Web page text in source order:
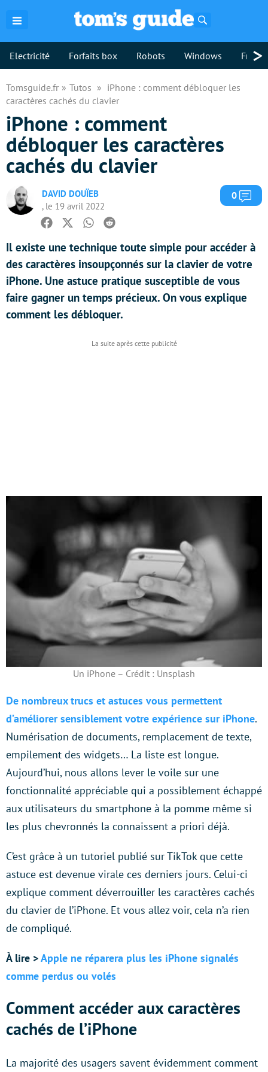
Electricité Forfaits box Robots Windows >
Tomsguide.fr Tutos
iPhone : comment débloquer les
caractères cachés du clavier
iPhone : comment
débloquer les caractères
cachés du clavier
DAVID DOUÏEB
, le 19 avril 2022
0
Facebook
TwitterWhatsapp
Reddit
Il existe une technique toute simple pour accéder à
des caractères insoupçonnés sur la clavier de votre
iPhone. Une astuce pratique susceptible de vous
faire gagner un temps précieux. On vous explique
comment les débloquer.
Un iPhone – Crédit : Unsplash
De nombreux trucs et astuces vous permettent
d’améliorer sensiblement votre expérience sur iPhone.
Numérisation de documents, remplacement de texte,
empilement des widgets… La liste est longue.
Aujourd’hui, nous allons lever le voile sur une
fonctionnalité appréciable qui a possiblement échappé
aux utilisateurs du smartphone à la pomme même si
les plus chevronnés la connaissent a priori déjà.
C’est grâce à un tutoriel publié sur TikTok que cette
astuce est devenue virale ces derniers jours. Celui-ci
explique comment déverrouiller les caractères cachés
du clavier de l’iPhone. Et vous allez voir, cela n’a rien
de compliqué.
À lire >Apple ne réparera plus les iPhone signalés
comme perdus ou volés
Comment accéder aux caractères
cachés de l’iPhone
La majorité des usagers savent évidemment comment